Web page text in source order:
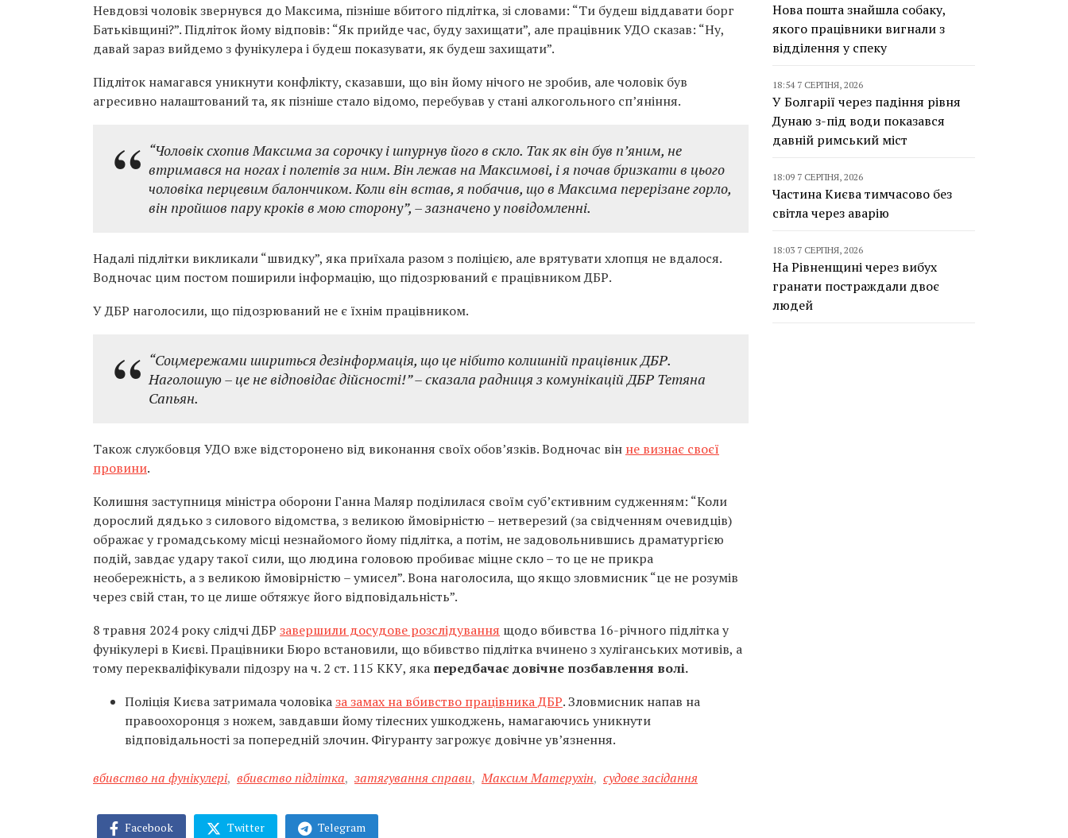
Невдовзі чоловік звернувся до Максима, пізніше вбитого підлітка, зі словами: “Ти будеш віддавати борг
Батьківщині?”. Підліток йому відповів: “Як прийде час, буду захищати”, але працівник УДО сказав: “Ну,
давай зараз вийдемо з фунікулера і будеш показувати, як будеш захищати”.
Підліток намагався уникнути конфлікту, сказавши, що він йому нічого не зробив, але чоловік був
агресивно налаштований та, як пізніше стало відомо, перебував у стані алкогольного сп’яніння.
“Чоловік схопив Максима за сорочку і шпурнув його в скло. Так як він був п’яним, не
втримався на ногах і полетів за ним. Він лежав на Максимові, і я почав бризкати в цього
чоловіка перцевим балончиком. Коли він встав, я побачив, що в Максима перерізане горло,
він пройшов пару кроків в мою сторону”, – зазначено у повідомленні.
Надалі підлітки викликали “швидку”, яка приїхала разом з поліцією, але врятувати хлопця не вдалося.
Водночас цим постом поширили інформацію, що підозрюваний є працівником ДБР.
У ДБР наголосили, що підозрюваний не є їхнім працівником.
“Соцмережами шириться дезінформація, що це нібито колишній працівник ДБР.
Наголошую – це не відповідає дійсності!” – сказала радниця з комунікацій ДБР Тетяна
Сапьян.
Також службовця УДО вже відсторонено від виконання своїх обов’язків. Водночас він не визнає своєї
провини.
Колишня заступниця міністра оборони Ганна Маляр поділилася своїм суб’єктивним судженням: “Коли
дорослий дядько з силового відомства, з великою ймовірністю – нетверезий (за свідченням очевидців)
ображає у громадському місці незнайомого йому підлітка, а потім, не задовольнившись драматургією
подій, завдає удару такої сили, що людина головою пробиває міцне скло – то це не прикра
необережність, а з великою ймовірністю – умисел”. Вона наголосила, що якщо зловмисник “це не розумів
через свій стан, то це лише обтяжує його відповідальність”.
8 травня 2024 року слідчі ДБР завершили досудове розслідування щодо вбивства 16-річного підлітка у
фунікулері в Києві. Працівники Бюро встановили, що вбивство підлітка вчинено з хуліганських мотивів, а
тому перекваліфікували підозру на ч. 2 ст. 115 ККУ, яка передбачає довічне позбавлення волі.
Поліція Києва затримала чоловіказа замах на вбивство працівника ДБР. Зловмисник напав на
правоохоронця з ножем, завдавши йому тілесних ушкоджень, намагаючись уникнути
відповідальності за попередній злочин. Фігуранту загрожує довічне ув’язнення.
вбивство на фунікулері, вбивство підлітка, затягування справи, Максим Матерухін, судове засідання
Facebook Twitter Telegram
Нова пошта знайшла собаку,
якого працівники вигнали з
відділення у спеку
18:54 7 СЕРПНЯ, 2026
У Болгарії через падіння рівня
Дунаю з-під води показався
давній римський міст
18:09 7 СЕРПНЯ, 2026
Частина Києва тимчасово без
світла через аварію
18:03 7 СЕРПНЯ, 2026
На Рівненщині через вибух
гранати постраждали двоє
людей